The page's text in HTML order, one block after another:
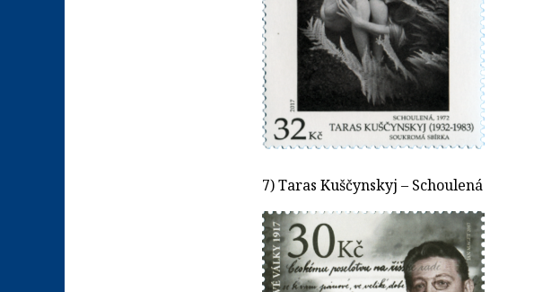
7) Taras Kuščynskyj – Schoulená